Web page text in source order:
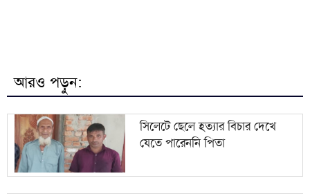
টাকা হাতিয়ে নিচ্ছে প্রতারক চক্র
৯ বাঁশখালীতে ছাত্রদলের বর্ণাঢ্য আনন্দ র‍্যালি
১০ হবিগঞ্জে বিজিবির পৃথক অভিযানে প্রায় ১ কোটি টাকার
ভারতীয় পণ্য ও কাভার্ডভ্যান জব্দ
আরও পড়ুন:
সিলেটে ছেলে হত্যার বিচার দেখে
যেতে পারেননি পিতা